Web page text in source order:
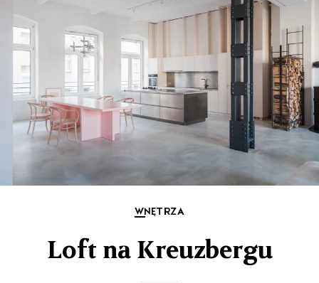
WNĘTRZA
Loft na Kreuzbergu